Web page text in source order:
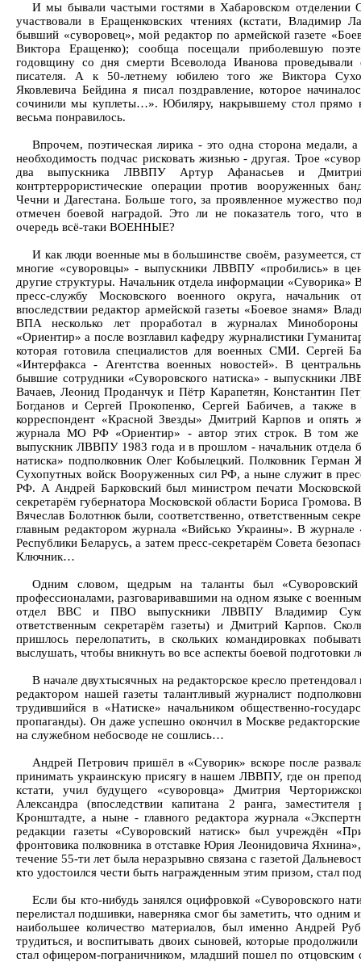
И мы бывали частыми гостями в Хабаровском отделении
участвовали в Еращенковских чтениях (кстати,
бывший «суворовец», мой редактор по армейской газете
Виктора Еращенко); сообща посещали приболевшую
годовщину со дня смерти Всеволода Иванова
писателя. А к 50-летнему юбилею того же Виктора
Яковлевича Бейдина я писал поздравление, которое
сочинили мы куплеты…». Юбиляру, накрывшему стол прямо
весьма понравилось.
Впрочем, поэтическая лирика - это одна сторона медали,
необходимость подчас рисковать жизнью - другая. Трое
два выпускника ЛВВПУ Артур Афанасьев и
контртеррористические операции против вооруженных
Чечни и Дагестана. Больше того, за проявленное мужество
отмечен боевой наградой. Это ли не показатель того,
очередь всё-таки ВОЕННЫЕ?
И как люди военные мы в большинстве своём, разумеется,
многие «суворовцы» - выпускники ЛВВПУ «пробились» в
другие структуры. Начальник отдела информации «Суворика»
пресс-службу Московского военного округа, начальник
впоследствии редактор армейской газеты «Боевое знамя»
ВПА несколько лет проработал в журналах
«Ориентир» а после возглавил кафедру журналистики
которая готовила специалистов для военных СМИ. Сергей
«Интерфакса - Агентства военных новостей». В
бывшие сотрудники «Суворовского натиска» - выпускники
Вачаев, Леонид Проданчук и Пётр Карапетян, Константин
Богданов и Сергей Прокопенко, Сергей Бабичев, а также
корреспондент «Красной Звезды» Дмитрий Карпов и опять
журнала МО РФ «Ориентир» - автор этих строк. В том же
выпускник ЛВВПУ 1983 года и в прошлом - начальник отдела
натиска» подполковник Олег Кобылецкий. Полковник Герман
Сухопутных войск Вооруженных сил РФ, а ныне служит в
РФ. А Андрей Барковский был министром печати
секретарём губернатора Московской области Бориса
Вячеслав Болотнюк были, соответственно, ответственным
главным редактором журнала «Вийсько Украины». В
Республики Беларусь, а затем пресс-секретарём Совета
Ключник…
Одним словом, щедрым на таланты был
профессионалами, разговаривавшими на одном языке с
отдел ВВС и ПВО выпускники ЛВВПУ Владимир
ответственным секретарём газеты) и Дмитрий Карпов.
пришлось перелопатить, в скольких командировках
выслушать, чтобы вникнуть во все аспекты боевой подготовки
В начале двухтысячных на редакторское кресло
редактором нашей газеты талантливый журналист
трудившийся в «Натиске» начальником общественно-
пропаганды). Он даже успешно окончил в Москве
на служебном небосводе не сошлись…
Андрей Петрович пришёл в «Суворик» вскоре после
принимать украинскую присягу в нашем ЛВВПУ, где он
кстати, учил будущего «суворовца» Дмитрия
Александра (впоследствии капитана 2 ранга,
Кронштадте, а ныне - главного редактора журнала
редакции газеты «Суворовский натиск» был учреждён
фронтовика полковника в отставке Юрия Леонидовича
течение 55-ти лет была неразрывно связана с газетой
кто удостоился чести быть награжденным этим призом, стал
Если бы кто-нибудь занялся оцифровкой «Суворовского
перелистал подшивки, наверняка смог бы заметить, что одним
наибольшее количество материалов, был именно Андрей
трудиться, и воспитывать двоих сыновей, которые
стал офицером-пограничником, младший пошел по отцовским